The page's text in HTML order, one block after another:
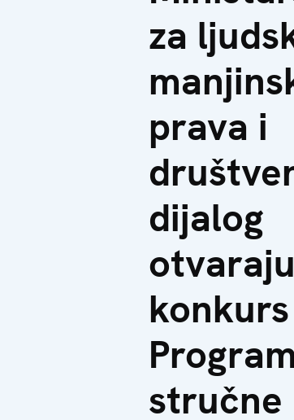
za
prava i
dijalog
otvaraju
Program
stručne